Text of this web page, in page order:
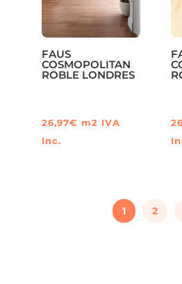
FAUS
COSMOPOLITAN
ROBLE LONDRES
26,97€ m2 IVA
Inc.
1 2